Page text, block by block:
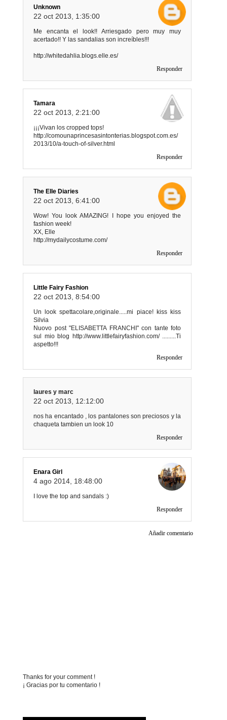
Unknown
22 oct 2013, 1:35:00
Me encanta el look!! Arriesgado pero muy muy
acertado!! Y las sandalias son increíbles!!!
http://whitedahlia.blogs.elle.es/
Responder
Tamara
22 oct 2013, 2:21:00
¡¡¡Vivan los cropped tops!
http://comounaprincesasintonterias.blogspot.com.es/
2013/10/a-touch-of-silver.html
Responder
The Elle Diaries
22 oct 2013, 6:41:00
Wow! You look AMAZING! I hope you enjoyed the
fashion week!
XX, Elle
http://mydailycostume.com/
Responder
Little Fairy Fashion
22 oct 2013, 8:54:00
Un look spettacolare,originale.....mi piace! kiss kiss
Silvia
Nuovo post "ELISABETTA FRANCHI" con tante foto
sul mio blog http://www.littlefairyfashion.com/ .........Ti
aspetto!!!
Responder
laures y marc
22 oct 2013, 12:12:00
nos ha encantado , los pantalones son preciosos y la
chaqueta tambien un look 10
Responder
Enara Girl
4 ago 2014, 18:48:00
I love the top and sandals :)
Responder
Añadir comentario
Thanks for your comment !
¡ Gracias por tu comentario !